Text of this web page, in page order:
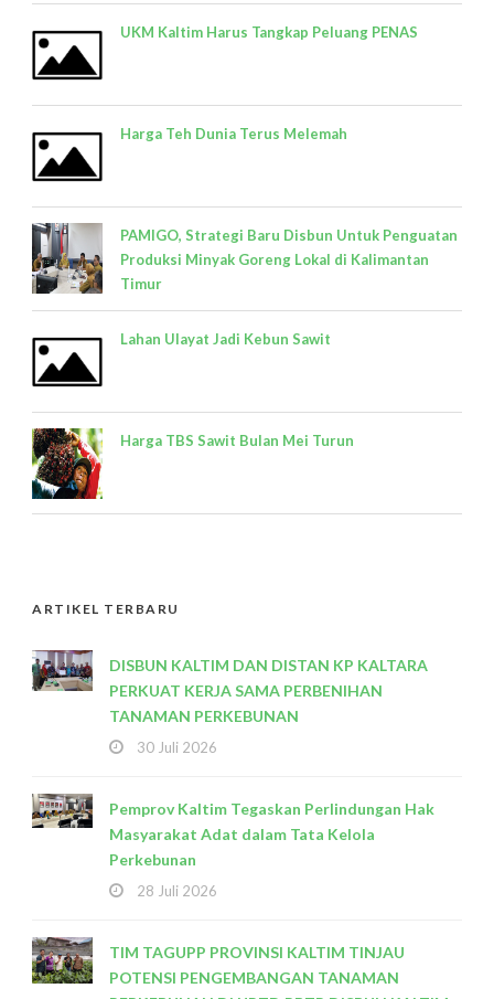
UKM Kaltim Harus Tangkap Peluang PENAS
Harga Teh Dunia Terus Melemah
PAMIGO, Strategi Baru Disbun Untuk Penguatan
Produksi Minyak Goreng Lokal di Kalimantan
Timur
Lahan Ulayat Jadi Kebun Sawit
Harga TBS Sawit Bulan Mei Turun
ARTIKEL TERBARU
DISBUN KALTIM DAN DISTAN KP KALTARA
PERKUAT KERJA SAMA PERBENIHAN
TANAMAN PERKEBUNAN
30 Juli 2026
Pemprov Kaltim Tegaskan Perlindungan Hak
Masyarakat Adat dalam Tata Kelola
Perkebunan
28 Juli 2026
TIM TAGUPP PROVINSI KALTIM TINJAU
POTENSI PENGEMBANGAN TANAMAN